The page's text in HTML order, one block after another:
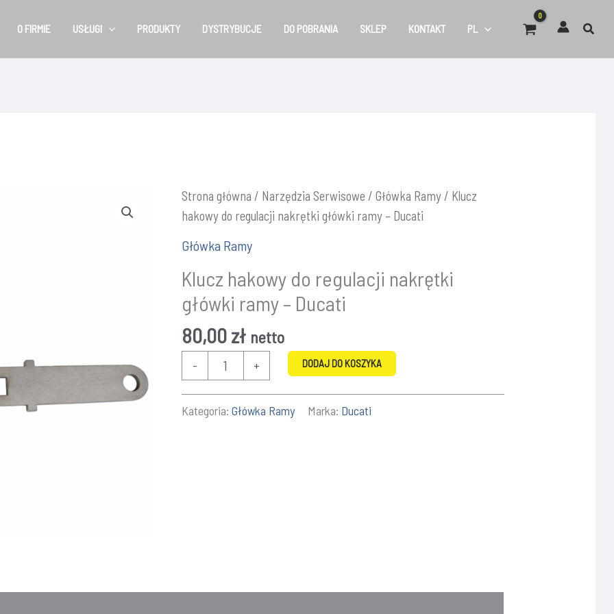
O FIRMIE USŁUGI PRODUKTY DYSTRYBUCJE DO POBRANIA SKLEP KONTAKT PL
Strona główna / Narzędzia Serwisowe/ Główka Ramy/ Klucz
hakowy do regulacji nakrętki główki ramy – Ducati
Główka Ramy
Klucz hakowy do regulacji nakrętki
główki ramy – Ducati
80,00zł netto
-
Klucz
hakowy
do
+ DODAJ DO KOSZYKA
Kategoria: Główka Ramy Marka: Ducati